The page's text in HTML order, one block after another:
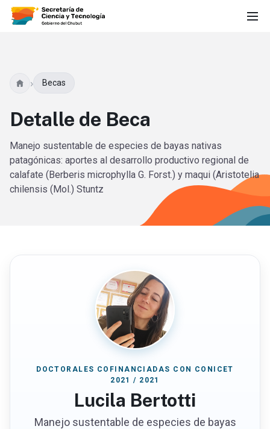
› Becas
Detalle de Beca
Manejo sustentable de especies de bayas nativas
patagónicas: aportes al desarrollo productivo regional de
calafate (Berberis microphylla G. Forst.) y maqui (Aristotelia
chilensis (Mol.) Stuntz
DOCTORALES COFINANCIADAS CON CONICET
2021 / 2021
Lucila Bertotti
Manejo sustentable de especies de bayas